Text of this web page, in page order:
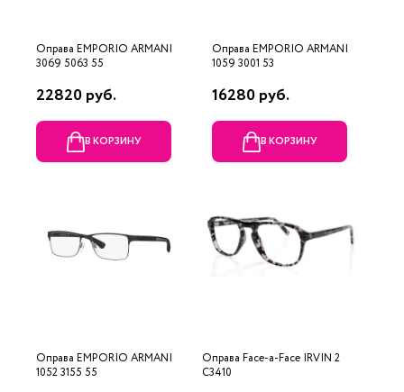
Оправа EMPORIO ARMANI
3069 5063 55
22820 руб.
В КОРЗИНУ
Оправа EMPORIO ARMANI
1059 3001 53
16280 руб.
В КОРЗИНУ
Оправа EMPORIO ARMANI
1052 3155 55
Оправа Face-a-Face IRVIN 2
C3410